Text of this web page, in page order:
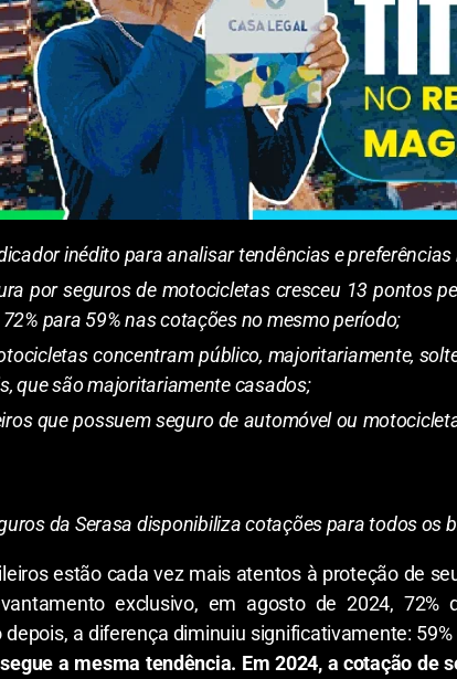
inédito para analisar tendências e
por seguros de motocicletas cresceu 13 pontos
para 59% nas cotações no mesmo período;
concentram público, majoritariamente,
que são majoritariamente casados;
que possuem seguro de automóvel ou
da Serasa disponibiliza cotações para todos os
estão cada vez mais atentos à proteção de
exclusivo, em agosto de 2024,
a diferença diminuiu significativamente:
a mesma tendência. Em 2024, a cotação de